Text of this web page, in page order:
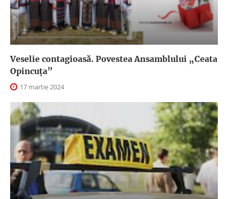
Veselie contagioasă. Povestea Ansamblului „Ceata
Opincuța”
17 martie 2024